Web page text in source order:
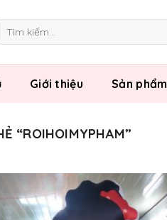
kiếm:
Giới thiệu Sản phẩm
“ROIHOIMYPHAM”